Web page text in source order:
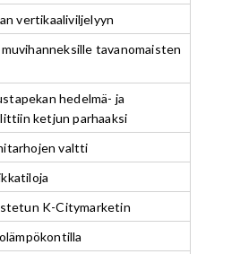
vertikaaliviljelyyn
tavanomaisten
hedelmä- ja
ketjun parhaaksi
valtti
K-Citymarketin